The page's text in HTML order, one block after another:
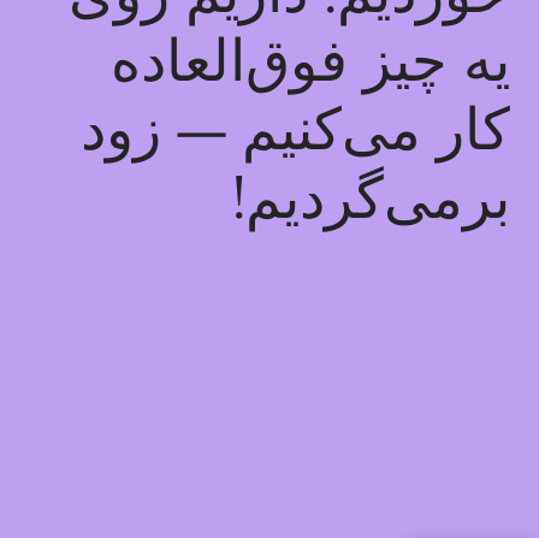
یه چیز فوق‌العاده
کار می‌کنیم — زود
برمی‌گردیم!